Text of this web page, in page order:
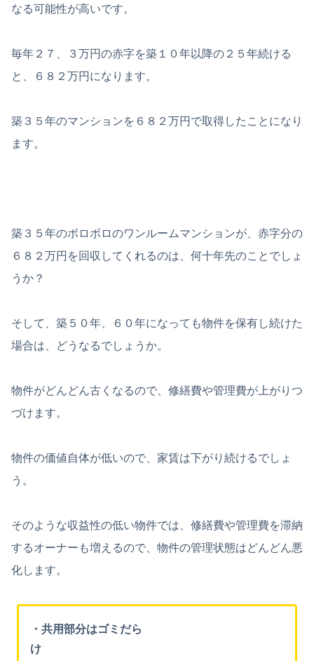
なる可能性が高いです。
毎年２７、３万円の赤字を築１０年以降の２５年続ける
と、６８２万円になります。
築３５年のマンションを６８２万円で取得したことになり
ます。
築３５年のボロボロのワンルームマンションが、赤字分の
６８２万円を回収してくれるのは、何十年先のことでしょ
うか？
そして、築５０年、６０年になっても物件を保有し続けた
場合は、どうなるでしょうか。
物件がどんどん古くなるので、修繕費や管理費が上がりつ
づけます。
物件の価値自体が低いので、家賃は下がり続けるでしょ
う。
そのような収益性の低い物件では、修繕費や管理費を滞納
するオーナーも増えるので、物件の管理状態はどんどん悪
化します。
・共用部分はゴミだら
け